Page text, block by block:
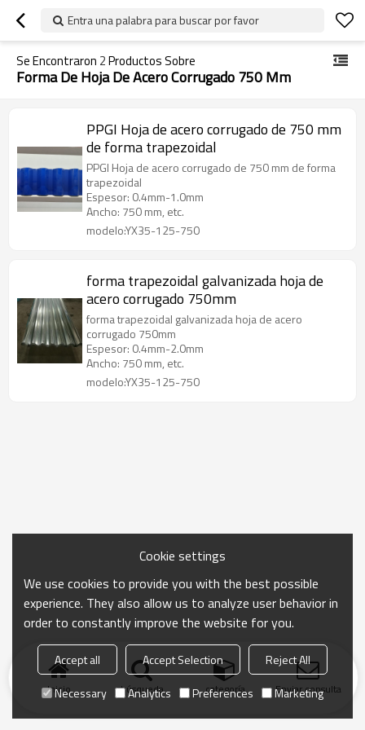
Entra una palabra para buscar por favor
Se Encontraron 2Productos Sobre
Forma De Hoja De Acero Corrugado 750 Mm
PPGI Hoja de acero corrugado de 750 mm
de forma trapezoidal
PPGI Hoja de acero corrugado de 750 mm de forma
trapezoidal
Espesor: 0.4mm-1.0mm
Ancho: 750 mm, etc.
modelo:YX35-125-750
forma trapezoidal galvanizada hoja de
acero corrugado 750mm
forma trapezoidal galvanizada hoja de acero
corrugado 750mm
Espesor: 0.4mm-2.0mm
Ancho: 750 mm, etc.
modelo:YX35-125-750
Inicio búsqueda categoría Enviar consulta
Cookie settings
We use cookies to provide you with the best possible
experience. They also allow us to analyze user behavior in
order to constantly improve the website for you.
Accept all Accept Selection
Reject All
Necessary
Analytics Preferences Marketing